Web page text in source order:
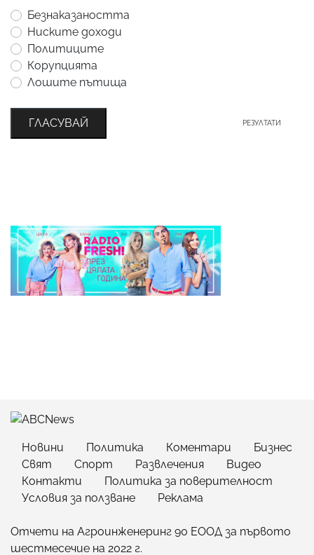
Безнаказаността
Ниските доходи
Политиците
Корупцията
Лошите пътища
ГЛАСУВАЙ РЕЗУЛТАТИ
Новини Политика Коментари
Бизнес
Свят
Спорт Развлечения
Видео
Контакти
Политика за поверителност
Условия за ползване
Реклама
Отчети на Агроинженеринг 90 ЕООД за първото
шестмесечие на 2022 г.